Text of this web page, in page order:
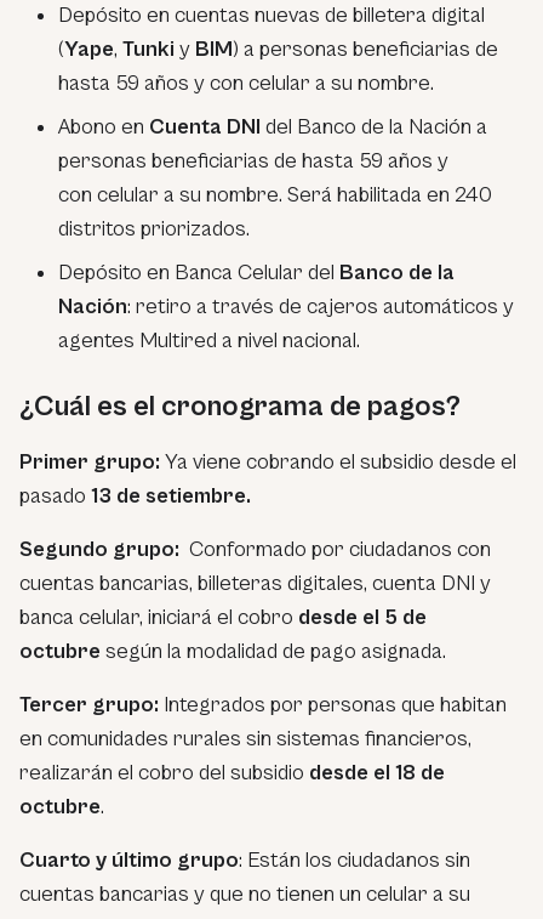
Depósito en cuentas nuevas de billetera digital
(Yape, Tunki y BIM) a personas beneficiarias de
hasta 59 años y con celular a su nombre.
Abono en Cuenta DNI del Banco de la Nación a
personas beneficiarias de hasta 59 años y
con celular a su nombre. Será habilitada en 240
distritos priorizados.
Depósito en Banca Celular del Banco de la
Nación: retiro a través de cajeros automáticos y
agentes Multired a nivel nacional.
¿Cuál es el cronograma de pagos?
Primer grupo: Ya viene cobrando el subsidio desde el
pasado 13 de setiembre.
Segundo grupo: Conformado por ciudadanos con
cuentas bancarias, billeteras digitales, cuenta DNI y
banca celular, iniciará el cobro desde el 5 de
octubre según la modalidad de pago asignada.
Tercer grupo: Integrados por personas que habitan
en comunidades rurales sin sistemas financieros,
realizarán el cobro del subsidio desde el 18 de
octubre.
Cuarto y último grupo: Están los ciudadanos sin
cuentas bancarias y que no tienen un celular a su